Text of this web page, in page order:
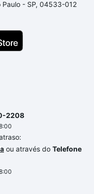
gente para comprar
e
Paulo - SP, 04533-012
2208
ou através do Telefone